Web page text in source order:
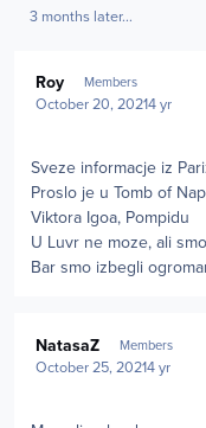
3 months later...
Roy Members
October 20, 20214 yr
Sveze informacje iz
Proslo je u Tomb of
Viktora Igoa, Pompidu
U Luvr ne moze, ali
Bar smo izbegli
NatasaZ Members
October 25, 20214 yr